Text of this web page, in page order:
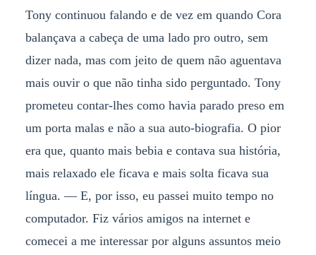
Tony continuou falando e de vez em quando Cora
balançava a cabeça de uma lado pro outro, sem
dizer nada, mas com jeito de quem não aguentava
mais ouvir o que não tinha sido perguntado. Tony
prometeu contar-lhes como havia parado preso em
um porta malas e não a sua auto-biografia. O pior
era que, quanto mais bebia e contava sua história,
mais relaxado ele ficava e mais solta ficava sua
língua. — E, por isso, eu passei muito tempo no
computador. Fiz vários amigos na internet e
comecei a me interessar por alguns assuntos meio